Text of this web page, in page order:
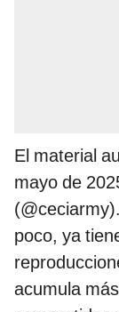
El material
mayo de
poco, ya
acumula